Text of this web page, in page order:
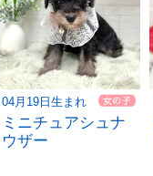
04月19日生まれ
ミニチュアシュナ
ウザー